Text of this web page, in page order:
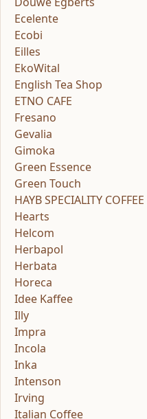
Ecelente
Ecobi
Eilles
EkoWital
English Tea Shop
ETNO CAFE
Fresano
Gevalia
Gimoka
Green Essence
Green Touch
HAYB SPECIALITY COFFEE
Hearts
Helcom
Herbapol
Herbata
Horeca
Idee Kaffee
Illy
Impra
Incola
Inka
Intenson
Irving
Italian Coffee